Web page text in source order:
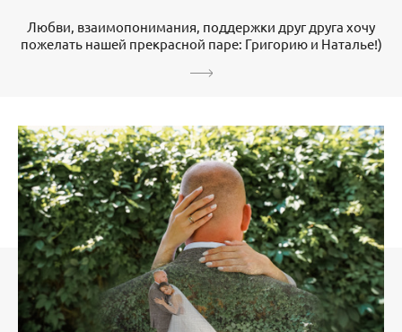
Любви, взаимопонимания, поддержки друг друга хочу
пожелать нашей прекрасной паре: Григорию и Наталье!)